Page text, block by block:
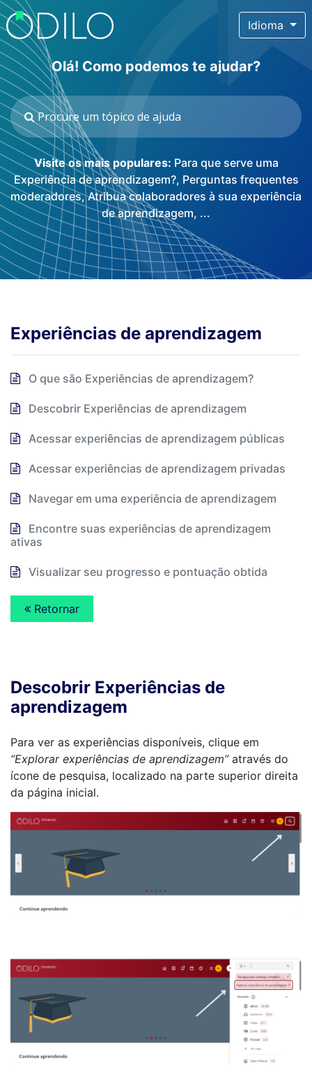
Idioma
Olá! Como podemos te ajudar?
Visite os mais populares: Para que serve uma
Experiência de aprendizagem?, Perguntas frequentes
moderadores,Atribua colaboradores à sua experiência
de aprendizagem, ...
Experiências de aprendizagem
O que são Experiências de aprendizagem?
Descobrir Experiências de aprendizagem
Acessar experiências de aprendizagem públicas
Acessar experiências de aprendizagem privadas
Navegar em uma experiência de aprendizagem
Encontre suas experiências de aprendizagem
ativas
Visualizar seu progresso e pontuação obtida
Retornar
Descobrir Experiências de
aprendizagem
Para ver as experiências disponíveis, clique em
“Explorar experiências de aprendizagem”através do
ícone de pesquisa, localizado na parte superior direita
da página inicial.